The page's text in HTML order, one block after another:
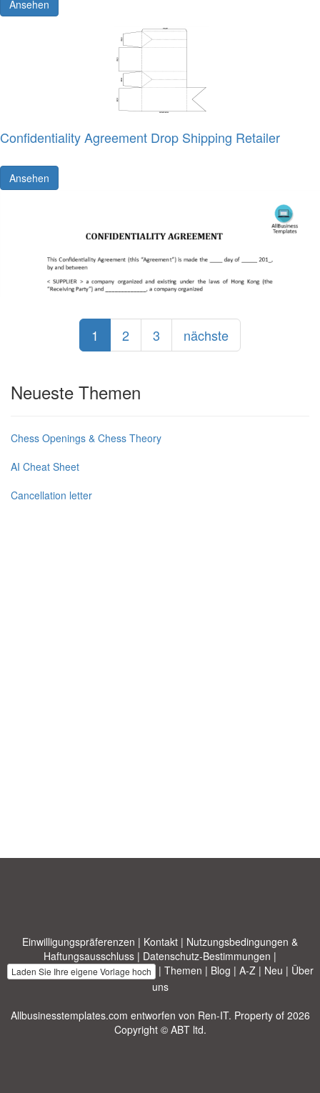
Ansehen
Confidentiality Agreement Drop Shipping Retailer
Ansehen
1 2 3 nächste
Neueste Themen
Chess Openings & Chess Theory
AI Cheat Sheet
Cancellation letter
Einwilligungspräferenzen | Kontakt | Nutzungsbedingungen &
Haftungsausschluss | Datenschutz-Bestimmungen |
Laden Sie Ihre eigene Vorlage hoch | Themen | Blog | A-Z | Neu | Über
uns
Allbusinesstemplates.com entworfen von Ren-IT. Property of 2026
Copyright © ABT ltd.